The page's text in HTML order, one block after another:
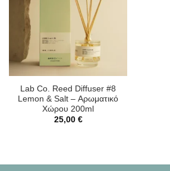
Lab Co. Reed Diffuser #8
Lemon & Salt – Αρωματικό
Χώρου 200ml
25,00 €